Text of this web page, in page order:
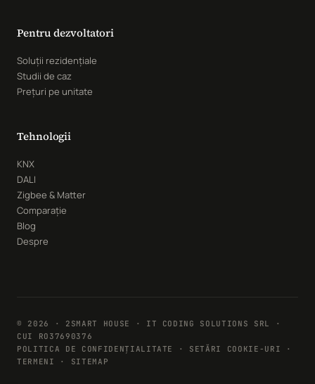
Pentru dezvoltatori
Soluții rezidențiale
Studii de caz
Prețuri pe unitate
Tehnologii
KNX
DALI
Zigbee & Matter
Comparație
Blog
Despre
© 2026 · 2SMART HOUSE · IT CODING SOLUTIONS SRL ·
CUI RO37690376
POLITICA DE CONFIDENȚIALITATE
· SETĂRI COOKIE-URI ·
TERMENI · SITEMAP